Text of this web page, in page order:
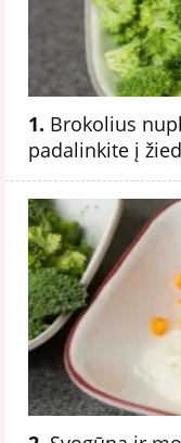
1. Brokolius
padalinkite į